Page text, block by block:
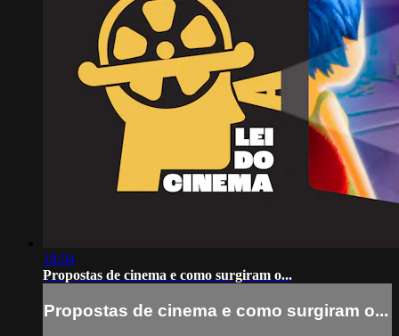
18:04
Propostas de cinema e como surgiram o...
Propostas de cinema e como surgiram o...